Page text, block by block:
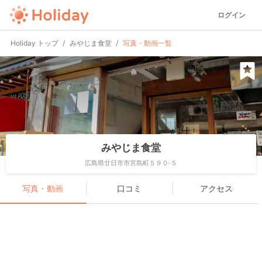
ログイン
Holiday トップ みやじま食堂 写真・動画一覧
みやじま食堂
広島県廿日市市宮島町５９０-５
写真・動画 口コミ アクセス